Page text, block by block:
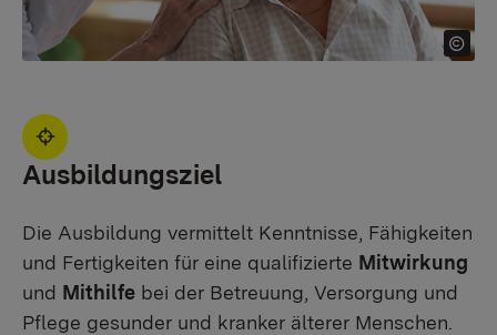
Ausbildungsziel
Die Ausbildung vermittelt Kenntnisse, Fähigkeiten
und Fertigkeiten für eine qualifizierte Mitwirkung
und Mithilfe bei der Betreuung, Versorgung und
Pflege gesunder und kranker älterer Menschen.